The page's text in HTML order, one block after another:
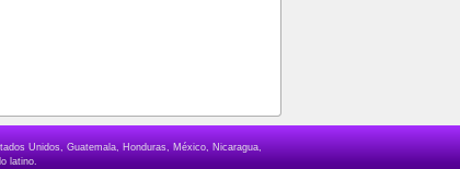
Unidos, Guatemala, Honduras, México, Nicaragua,
latino.